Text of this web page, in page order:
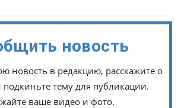
новость
новость в редакцию, расскажите о
тему для публикации.
ваше видео и фото.